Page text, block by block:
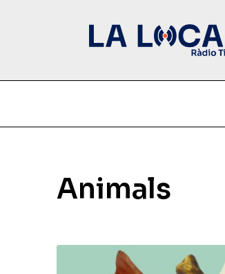
Animals